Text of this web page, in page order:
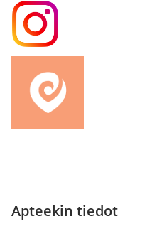
Apteekin tiedot